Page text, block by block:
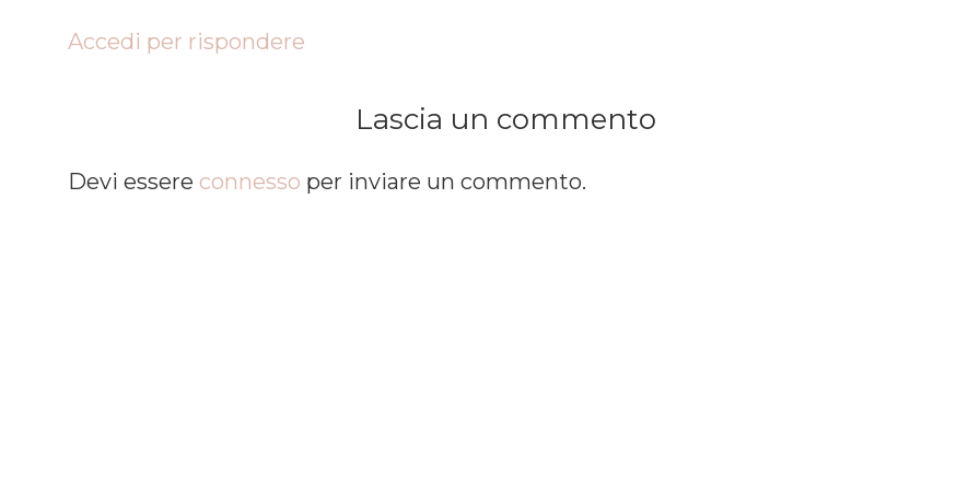
Accedi per rispondere
Lascia un commento
Devi essere connesso per inviare un commento.